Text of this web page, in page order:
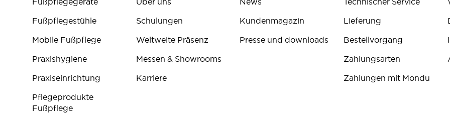
Fußpflegestühle
Mobile Fußpflege
Praxishygiene
Praxiseinrichtung
Pflegeprodukte
Fußpflege
Schulungen
Weltweite Präsenz
Messen & Showrooms
Karriere
Kundenmagazin
Presse und downloads
Lieferung
Bestellvorgang
Zahlungsarten
Zahlungen mit Mondu